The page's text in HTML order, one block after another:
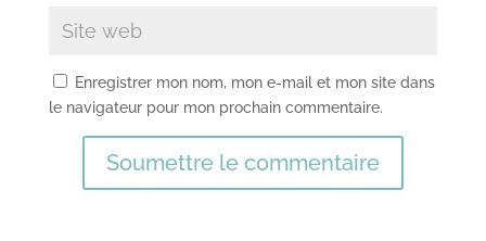
Enregistrer mon nom, mon e-mail et mon site dans
le navigateur pour mon prochain commentaire.
Soumettre le commentaire